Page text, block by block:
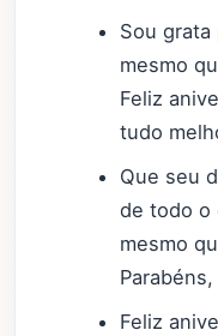
Sou
mesmo
Feliz
tudo
Que seu
de todo o
mesmo
Feliz